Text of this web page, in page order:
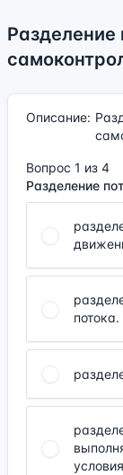
Разделение
Описание:
Вопрос 1 из 4
Разделение
потока.